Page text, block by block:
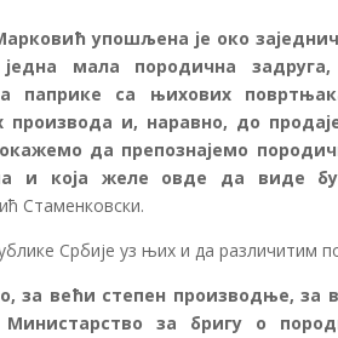
упошљена је око
мала породична
паприке са њихових
производа и, наравно, до
да препознајемо
и која желе овде да виде
Стаменковски.
Србије уз њих и да различитим
за већи степен производње, за
Министарство за бригу о